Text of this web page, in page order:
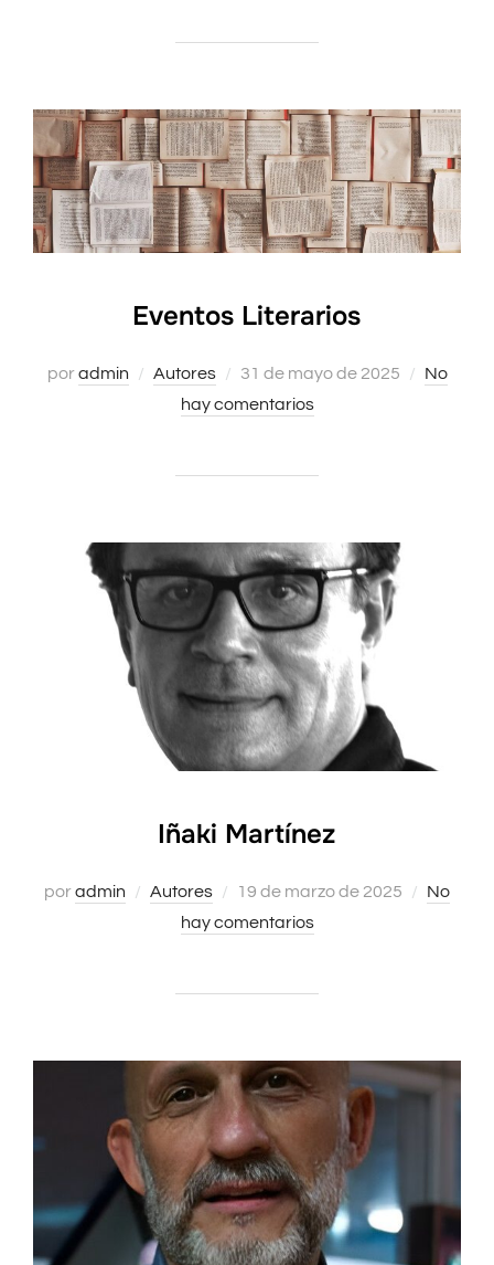
Eventos Literarios
poradmin Autores
Publicado
el
31 de mayo de 2025
No
hay comentarios
Iñaki Martínez
poradmin Autores
Publicado
el
19 de marzo de 2025
No
hay comentarios